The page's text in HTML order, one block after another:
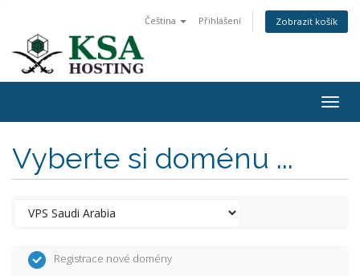
Čeština Přihlášení Zobrazit košík
Vyberte si doménu ...
Registrace nové domény